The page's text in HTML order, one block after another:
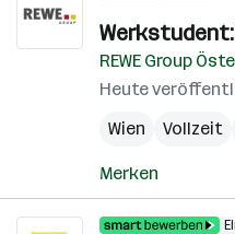
REWE Group
Heute
Wien
Vollzeit
Merken